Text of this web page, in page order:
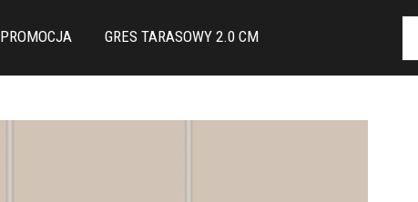
PROMOCJA GRES TARASOWY 2.0 CM